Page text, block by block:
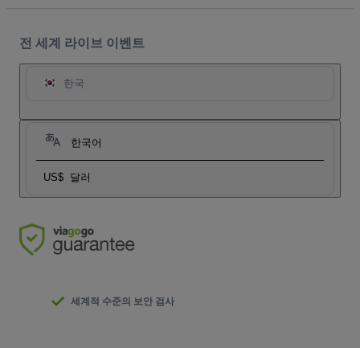
전 세계 라이브 이벤트
한국
한국어
US$ 달러
세계적 수준의 보안 검사